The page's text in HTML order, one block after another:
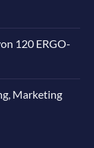
120 ERGO-
Marketing